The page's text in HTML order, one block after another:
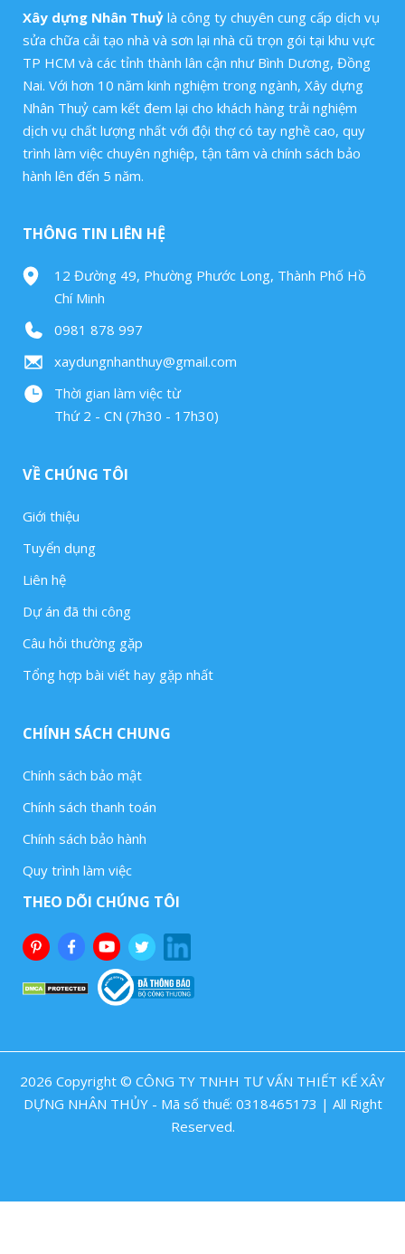
Xây dựng Nhân Thuỷ là công ty chuyên cung cấp dịch vụ
sửa chữa cải tạo nhà và sơn lại nhà cũ trọn gói tại khu vực
TP HCM và các tỉnh thành lân cận như Bình Dương, Đồng
Nai. Với hơn 10 năm kinh nghiệm trong ngành, Xây dựng
Nhân Thuỷ cam kết đem lại cho khách hàng trải nghiệm
dịch vụ chất lượng nhất với đội thợ có tay nghề cao, quy
trình làm việc chuyên nghiệp, tận tâm và chính sách bảo
hành lên đến 5 năm.
THÔNG TIN LIÊN HỆ
12 Đường 49, Phường Phước Long, Thành Phố Hồ
Chí Minh
0981 878 997
xaydungnhanthuy@gmail.com
Thời gian làm việc từ
Thứ 2 - CN (7h30 - 17h30)
VỀ CHÚNG TÔI
Giới thiệu
Tuyển dụng
Liên hệ
Dự án đã thi công
Câu hỏi thường gặp
Tổng hợp bài viết hay gặp nhất
CHÍNH SÁCH CHUNG
Chính sách bảo mật
Chính sách thanh toán
Chính sách bảo hành
Quy trình làm việc
THEO DÕI CHÚNG TÔI
2026 Copyright © CÔNG TY TNHH TƯ VẤN THIẾT KẾ XÂY
DỰNG NHÂN THỦY - Mã số thuế: 0318465173 | All Right
Reserved.